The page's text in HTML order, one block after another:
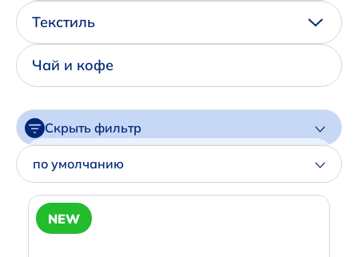
Написать нам в Телеграм
+7 (925) 294-91-85
,
+7 (926) 702-09-76
Текстиль
Чай и кофе
Скрыть фильтр
Артикул
Производитель
по умолчанию
NEW